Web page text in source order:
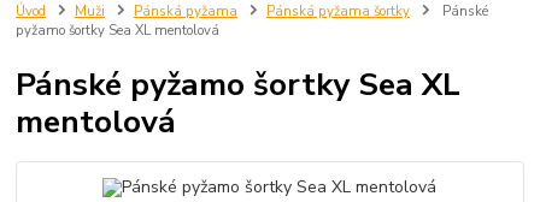
Úvod Muži Pánská pyžama Pánská pyžama šortky
Pánské
pyžamo šortky Sea XL mentolová
Pánské pyžamo šortky Sea XL
mentolová